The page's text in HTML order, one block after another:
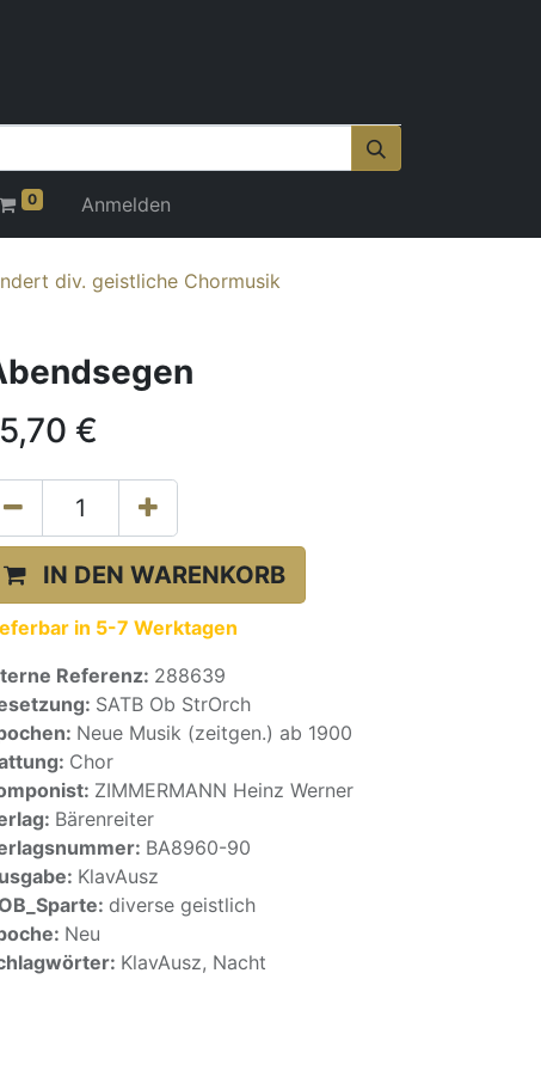
0 Anmelden
div. geistliche Chormusik
€
IN DEN WARENKORB
in 5-7 Werktagen
Referenz: 288639
SATB Ob StrOrch
Neue Musik (zeitgen.) ab 1900
Chor
ZIMMERMANN Heinz Werner
Bärenreiter
BA8960-90
KlavAusz
diverse geistlich
Neu
KlavAusz, Nacht